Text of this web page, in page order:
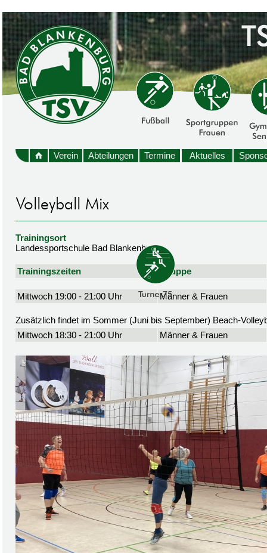
Verein Abteilungen Termine Aktuelles
Trainingsort
Landessportschule Bad Blankenburg
Trainingszeiten Gruppe
Mittwoch 19:00 - 21:00 Uhr Männer & Frauen
Zusätzlich findet im Sommer (Juni bis September) Beach-
Mittwoch 18:30 - 21:00 Uhr
Männer & Frauen